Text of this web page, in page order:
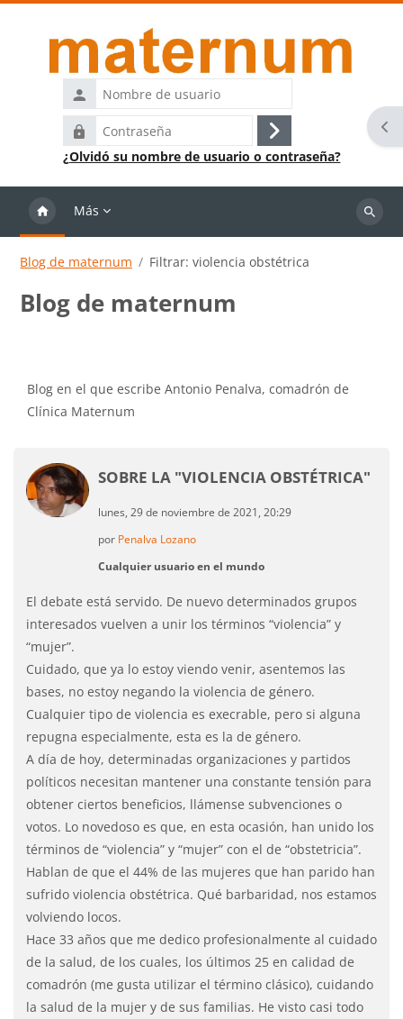
Nombre
de
usuario
Contraseña
Acceder
¿Olvidó su nombre de usuario o contraseña?
Más
Buscar
Blog de maternum Filtrar: violencia obstétrica
Blog de maternum
Blog en el que escribe Antonio Penalva, comadrón de
Clínica Maternum
SOBRE LA "VIOLENCIA OBSTÉTRICA"
lunes, 29 de noviembre de 2021, 20:29
por Penalva Lozano
Cualquier usuario en el mundo
El debate está servido. De nuevo determinados grupos
interesados vuelven a unir los términos “violencia” y
“mujer”.
Cuidado, que ya lo estoy viendo venir, asentemos las
bases, no estoy negando la violencia de género.
Cualquier tipo de violencia es execrable, pero si alguna
repugna especialmente, esta es la de género.
A día de hoy, determinadas organizaciones y partidos
políticos necesitan mantener una constante tensión para
obtener ciertos beneficios, llámense subvenciones o
votos. Lo novedoso es que, en esta ocasión, han unido los
términos de “violencia” y “mujer” con el de “obstetricia”.
Hablan de que el 44% de las mujeres que han parido han
sufrido violencia obstétrica. Qué barbaridad, nos estamos
volviendo locos.
Hace 33 años que me dedico profesionalmente al cuidado
de la salud, de los cuales, los últimos 25 en calidad de
comadrón (me gusta utilizar el término clásico), cuidando
la salud de la mujer y de sus familias. He visto casi todo